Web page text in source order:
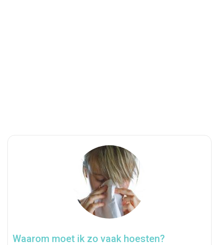
Waarom moet ik zo vaak hoesten?